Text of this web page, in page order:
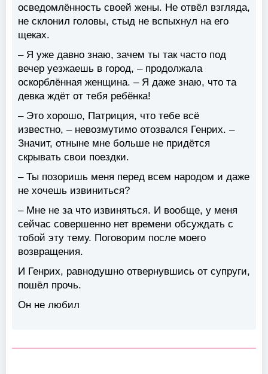
осведомлённость своей жены. Не отвёл взгляда,
не склонил головы, стыд не вспыхнул на его
щеках.
– Я уже давно знаю, зачем ты так часто под
вечер уезжаешь в город, – продолжала
оскорблённая женщина. – Я даже знаю, что та
девка ждёт от тебя ребёнка!
– Это хорошо, Патриция, что тебе всё
известно, – невозмутимо отозвался Генрих. –
Значит, отныне мне больше не придётся
скрывать свои поездки.
– Ты позоришь меня перед всем народом и даже
не хочешь извиниться?
– Мне не за что извиняться. И вообще, у меня
сейчас совершенно нет времени обсуждать с
тобой эту тему. Поговорим после моего
возвращения.
И Генрих, равнодушно отвернувшись от супруги,
пошёл прочь.
Он не любил